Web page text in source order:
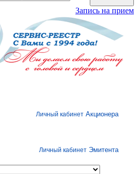
Запись на прием
Личный кабинет Акционера
Личный кабинет Эмитента